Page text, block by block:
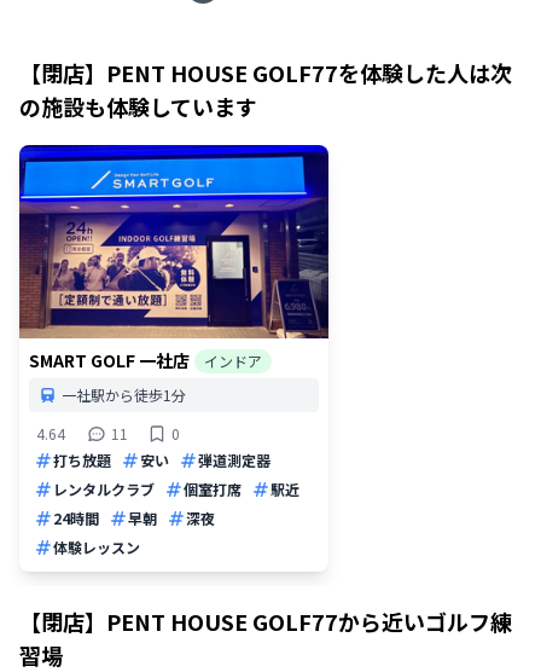
【閉店】PENT HOUSE GOLF77を体験した人は次
の施設も体験しています
SMART GOLF 一社店
インドア
一社駅から徒歩1分
4.64
11
0
打ち放題
安い
弾道測定器
レンタルクラブ
個室打席
駅近
24時間
早朝
深夜
体験レッスン
【閉店】PENT HOUSE GOLF77から近いゴルフ練
習場